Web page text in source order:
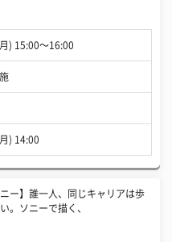
) 15:00〜16:00
) 14:00
ニー】誰一人、同じキャリアは歩
。ソニーで描く、